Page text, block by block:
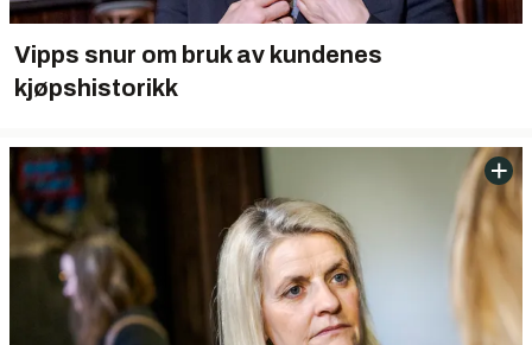
Vipps snur om bruk av kundenes
kjøpshistorikk